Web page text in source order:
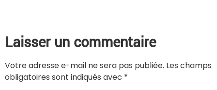
Laisser un commentaire
Votre adresse e-mail ne sera pas publiée. Les champs
obligatoires sont indiqués avec *